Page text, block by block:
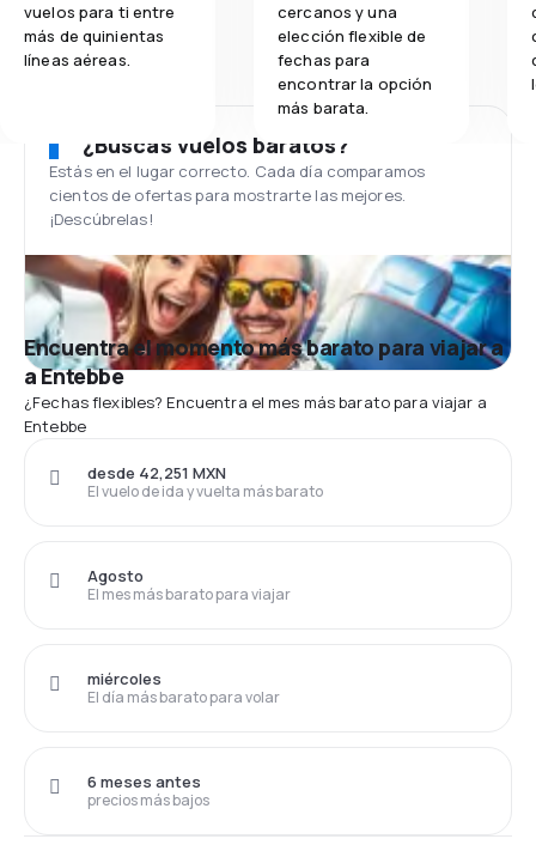
vuelos para ti entre
más de quinientas
líneas aéreas.
cercanos y una
elección flexible de
fechas para
encontrar la opción
más barata.
¿Buscas vuelos baratos?
Estás en el lugar correcto. Cada día comparamos
cientos de ofertas para mostrarte las mejores.
¡Descúbrelas!
Encuentra el momento más barato para viajar a
a Entebbe
¿Fechas flexibles? Encuentra el mes más barato para viajar a
Entebbe
El vuelo de ida y vuelta más barato
desde 42,251 MXN
El mes más barato para viajar
Agosto
El día más barato para volar
miércoles
precios más bajos
6 meses antes